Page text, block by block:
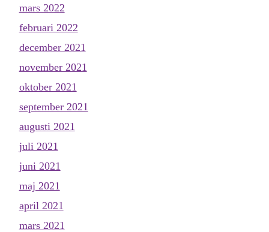
mars 2022
februari 2022
december 2021
november 2021
oktober 2021
september 2021
augusti 2021
juli 2021
juni 2021
maj 2021
april 2021
mars 2021